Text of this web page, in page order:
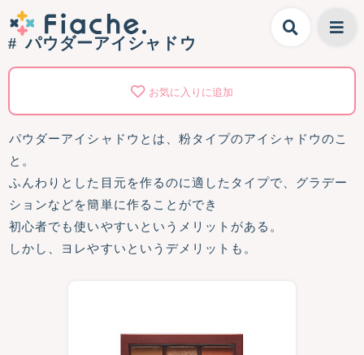
パウダーアイシャドウ
お気に入りに追加
パウダーアイシャドウとは、粉タイプのアイシャドウのこ
と。
ふんわりとした目元を作るのに適したタイプで、グラデー
ションなどを簡単に作ることができ
初心者でも使いやすいというメリットがある。
しかし、ヨレやすいというデメリットも。